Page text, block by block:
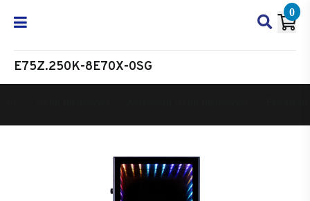
0
E75Z.250K-8E70X-0SG